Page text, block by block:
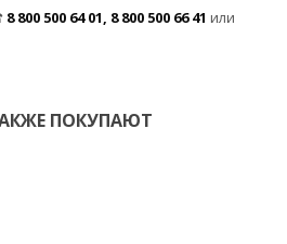
8 800 500 64 01, 8 800 500 66 41 или
ПОКУПАЮТ